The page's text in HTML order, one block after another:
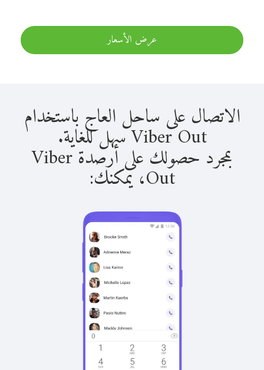
عرض الأسعار
الاتصال على ساحل العاج باستخدام
Viber Out سهل للغاية.
بمجرد حصولك على أرصدة Viber
Out، يمكنك: